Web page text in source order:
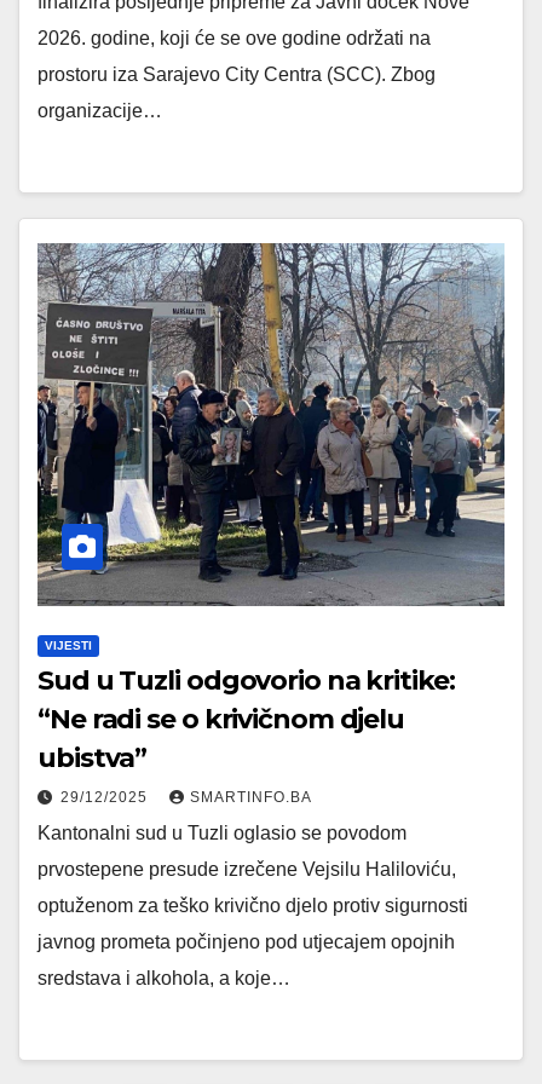
2026. godine, koji će se ove godine održati na
prostoru iza Sarajevo City Centra (SCC). Zbog
organizacije…
VIJESTI
Sud u Tuzli odgovorio na kritike:
“Ne radi se o krivičnom djelu
ubistva”
29/12/2025 SMARTINFO.BA
Kantonalni sud u Tuzli oglasio se povodom
prvostepene presude izrečene Vejsilu Haliloviću,
optuženom za teško krivično djelo protiv sigurnosti
javnog prometa počinjeno pod utjecajem opojnih
sredstava i alkohola, a koje…